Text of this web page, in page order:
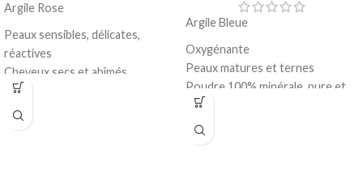
Argile Rose
Peaux sensibles, délicates,
réactives
Cheveux secs et abîmés
Poudre 100% minérale, pure et
surfine
Argile Bleue
Oxygénante
Peaux matures et ternes
Poudre 100% minérale, pure et
surfine
Usage: Visage & corps.